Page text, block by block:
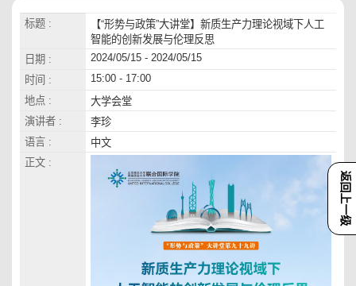
返回上一级
标题 :
【“形势与政策”大讲堂】新质生产力理论视域下人工
智能的创新发展与伦理反思
日期 :
2024/05/15 - 2024/05/15
时间 :
15:00 - 17:00
地点 :
大学会堂
演讲者 :
李珍
语言 :
中文
正文 :